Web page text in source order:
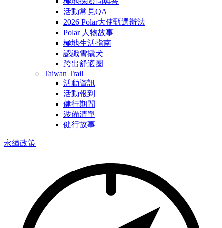
活動常見QA
2026 Polar大使甄選辦法
Polar 人物故事
極地生活指南
認識雪撬犬
跨出舒適圈
Taiwan Trail
活動資訊
活動報到
健行期間
裝備清單
健行故事
永續政策